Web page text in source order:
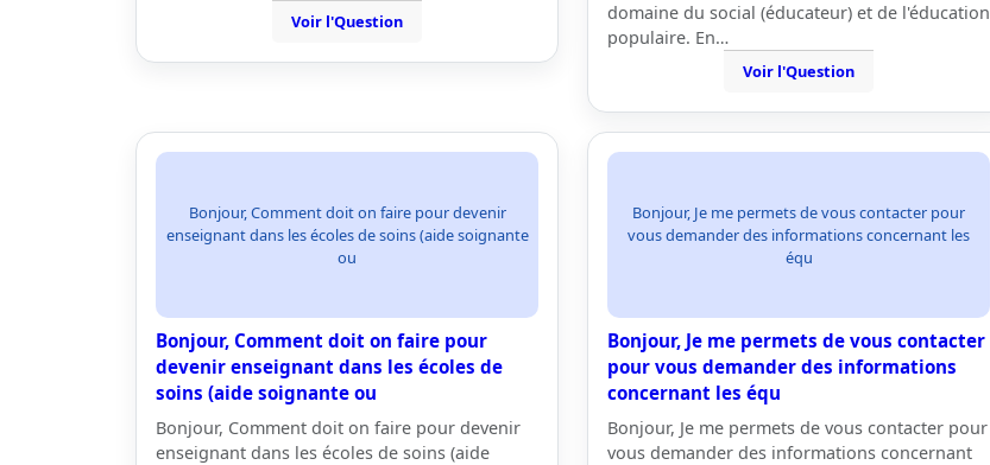
Voir l'Question
domaine du social (éducateur) et de l'éducation
populaire. En…
Voir l'Question
Bonjour, Comment doit on faire pour devenir
enseignant dans les écoles de soins (aide soignante
ou
Bonjour, Comment doit on faire pour
devenir enseignant dans les écoles de
soins (aide soignante ou
Bonjour, Comment doit on faire pour devenir
enseignant dans les écoles de soins (aide
Bonjour, Je me permets de vous contacter pour
vous demander des informations concernant les
équ
Bonjour, Je me permets de vous contacter
pour vous demander des informations
concernant les équ
Bonjour, Je me permets de vous contacter pour
vous demander des informations concernant